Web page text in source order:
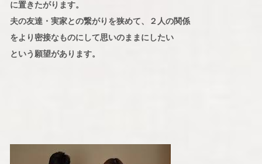
に置きたがります。
夫の友達・実家との繋がりを狭めて、２人の関係
をより密接なものにして思いのままにしたい
という願望があります。